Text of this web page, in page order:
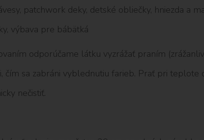
patchwork deky, detské obliečky, hniezda a
výbava pre bábätká
odporúčame látku vyzrážať praním
čím sa zabráni vyblednutiu farieb. Prať pri teplote
nečistiť.